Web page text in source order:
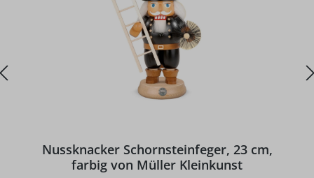
Nussknacker Schornsteinfeger, 23 cm,
farbig von Müller Kleinkunst